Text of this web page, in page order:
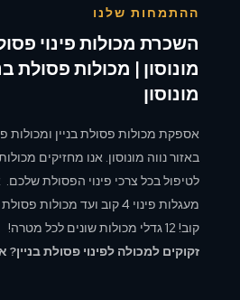
ההתמחות שלנו
השכרת מכולות פינוי
מונוסון | מכולות פסולת
מונוסון
אספקת מכולות פסולת בניין ומכולות
באזור נווה מונוסון. אנו מחזיקים
לטיפול בכל צרכי פינוי הפסולת
קוב! 12 גדלי מכולות שונים לכל מטרה!
זקוקים למכולה לפינוי פסולת